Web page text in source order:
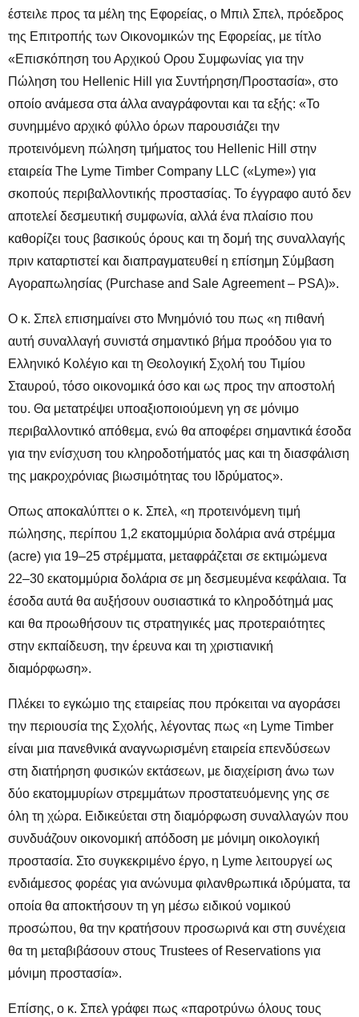
έστειλε προς τα μέλη της Εφορείας, ο Μπιλ Σπελ, πρόεδρος
της Επιτροπής των Οικονομικών της Εφορείας, με τίτλο
«Επισκόπηση του Αρχικού Ορου Συμφωνίας για την
Πώληση του Hellenic Hill για Συντήρηση/Προστασία», στο
οποίο ανάμεσα στα άλλα αναγράφονται και τα εξής: «Το
συνημμένο αρχικό φύλλο όρων παρουσιάζει την
προτεινόμενη πώληση τμήματος του Hellenic Hill στην
εταιρεία The Lyme Timber Company LLC («Lyme») για
σκοπούς περιβαλλοντικής προστασίας. Το έγγραφο αυτό δεν
αποτελεί δεσμευτική συμφωνία, αλλά ένα πλαίσιο που
καθορίζει τους βασικούς όρους και τη δομή της συναλλαγής
πριν καταρτιστεί και διαπραγματευθεί η επίσημη Σύμβαση
Αγοραπωλησίας (Purchase and Sale Agreement – PSA)».
Ο κ. Σπελ επισημαίνει στο Μνημόνιό του πως «η πιθανή
αυτή συναλλαγή συνιστά σημαντικό βήμα προόδου για το
Ελληνικό Κολέγιο και τη Θεολογική Σχολή του Τιμίου
Σταυρού, τόσο οικονομικά όσο και ως προς την αποστολή
του. Θα μετατρέψει υποαξιοποιούμενη γη σε μόνιμο
περιβαλλοντικό απόθεμα, ενώ θα αποφέρει σημαντικά έσοδα
για την ενίσχυση του κληροδοτήματός μας και τη διασφάλιση
της μακροχρόνιας βιωσιμότητας του Ιδρύματος».
Οπως αποκαλύπτει ο κ. Σπελ, «η προτεινόμενη τιμή
πώλησης, περίπου 1,2 εκατομμύρια δολάρια ανά στρέμμα
(acre) για 19–25 στρέμματα, μεταφράζεται σε εκτιμώμενα
22–30 εκατομμύρια δολάρια σε μη δεσμευμένα κεφάλαια. Τα
έσοδα αυτά θα αυξήσουν ουσιαστικά το κληροδότημά μας
και θα προωθήσουν τις στρατηγικές μας προτεραιότητες
στην εκπαίδευση, την έρευνα και τη χριστιανική
διαμόρφωση».
Πλέκει το εγκώμιο της εταιρείας που πρόκειται να αγοράσει
την περιουσία της Σχολής, λέγοντας πως «η Lyme Timber
είναι μια πανεθνικά αναγνωρισμένη εταιρεία επενδύσεων
στη διατήρηση φυσικών εκτάσεων, με διαχείριση άνω των
δύο εκατομμυρίων στρεμμάτων προστατευόμενης γης σε
όλη τη χώρα. Ειδικεύεται στη διαμόρφωση συναλλαγών που
συνδυάζουν οικονομική απόδοση με μόνιμη οικολογική
προστασία. Στο συγκεκριμένο έργο, η Lyme λειτουργεί ως
ενδιάμεσος φορέας για ανώνυμα φιλανθρωπικά ιδρύματα, τα
οποία θα αποκτήσουν τη γη μέσω ειδικού νομικού
προσώπου, θα την κρατήσουν προσωρινά και στη συνέχεια
θα τη μεταβιβάσουν στους Trustees of Reservations για
μόνιμη προστασία».
Επίσης, ο κ. Σπελ γράφει πως «παροτρύνω όλους τους